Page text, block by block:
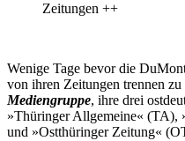
Zeitungen ++
Wenige Tage bevor die
von ihren Zeitungen trennen
Mediengruppe, ihre drei
»Thüringer Allgemeine« (TA),
und »Ostthüringer Zeitung«